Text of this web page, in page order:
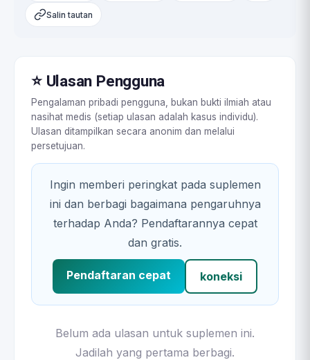
Salin tautan
⭐ Ulasan Pengguna
Pengalaman pribadi pengguna, bukan bukti ilmiah atau
nasihat medis (setiap ulasan adalah kasus individu).
Ulasan ditampilkan secara anonim dan melalui
persetujuan.
Ingin memberi peringkat pada suplemen
ini dan berbagi bagaimana pengaruhnya
terhadap Anda? Pendaftarannya cepat
dan gratis.
Pendaftaran cepat koneksi
Belum ada ulasan untuk suplemen ini.
Jadilah yang pertama berbagi.